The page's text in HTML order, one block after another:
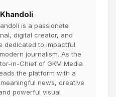
is a passionate
digital creator, and
dedicated to impactful
journalism. As the
in-Chief of GKM Media
the platform with a
news, creative
powerful visual